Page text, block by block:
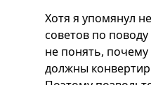
Хотя я упомянул
советов по
не понять,
должны